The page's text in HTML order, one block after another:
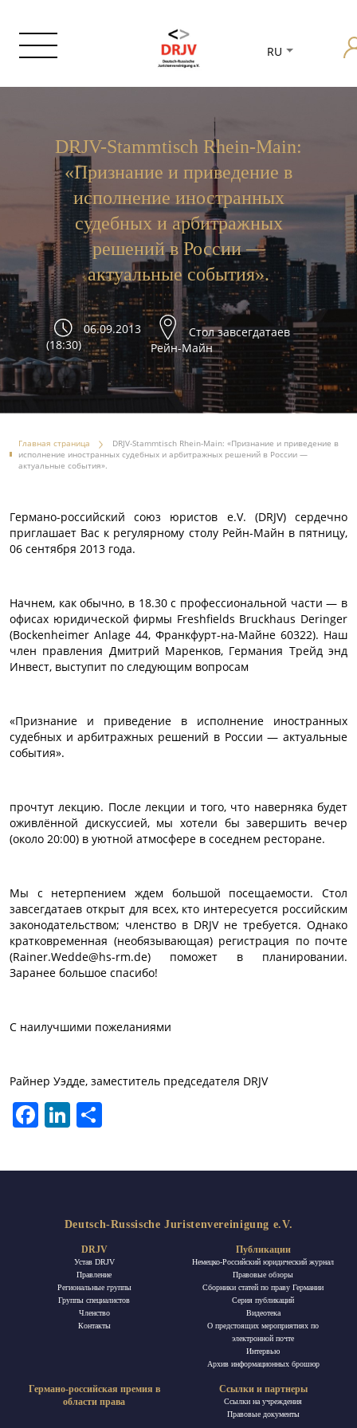
RU
DRJV-Stammtisch Rhein-Main:
«Признание и приведение в
исполнение иностранных
судебных и арбитражных
решений в России —
актуальные события».
06.09.2013
(18:30)
Стол завсегдатаев
Рейн-Майн
Главная страница
DRJV-Stammtisch Rhein-Main: «Признание и приведение в
исполнение иностранных судебных и арбитражных решений в России —
актуальные события».
Германо-российский союз юристов e.V. (DRJV) сердечно
приглашает Вас к регулярному столу Рейн-Майн в пятницу,
06 сентября 2013 года.
Начнем, как обычно, в 18.30 с профессиональной части — в
офисах юридической фирмы Freshfields Bruckhaus Deringer
(Bockenheimer Anlage 44, Франкфурт-на-Майне 60322). Наш
член правления Дмитрий Маренков, Германия Трейд энд
Инвест, выступит по следующим вопросам
«Признание и приведение в исполнение иностранных
судебных и арбитражных решений в России — актуальные
события».
прочтут лекцию. После лекции и того, что наверняка будет
оживлённой дискуссией, мы хотели бы завершить вечер
(около 20:00) в уютной атмосфере в соседнем ресторане.
Мы с нетерпением ждем большой посещаемости. Стол
завсегдатаев открыт для всех, кто интересуется российским
законодательством; членство в DRJV не требуется. Однако
кратковременная (необязывающая) регистрация по почте
(Rainer.Wedde@hs-rm.de) поможет в планировании.
Заранее большое спасибо!
С наилучшими пожеланиями
Райнер Уэдде, заместитель председателя DRJV
FacebookLinkedIn
Deutsch-Russische Juristenvereinigung e.V.
DRJV
Устав DRJV
Правление
Региональные группы
Группы специалистов
Членство
Контакты
Публикации
Немецко-Российский юридический журнал
Правовые обзоры
Сборники статей по праву Германии
Ceрия публикаций
Видеотека
О предстоящих мероприятиях по
электронной почте
Интервью
Архив информационных брошюр
Германо-российская премия в
области права
Ссылки и партнеры
Ссылки на учреждения
Правовые документы